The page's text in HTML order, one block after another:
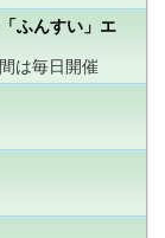
ふんすい」エ
は毎日開催